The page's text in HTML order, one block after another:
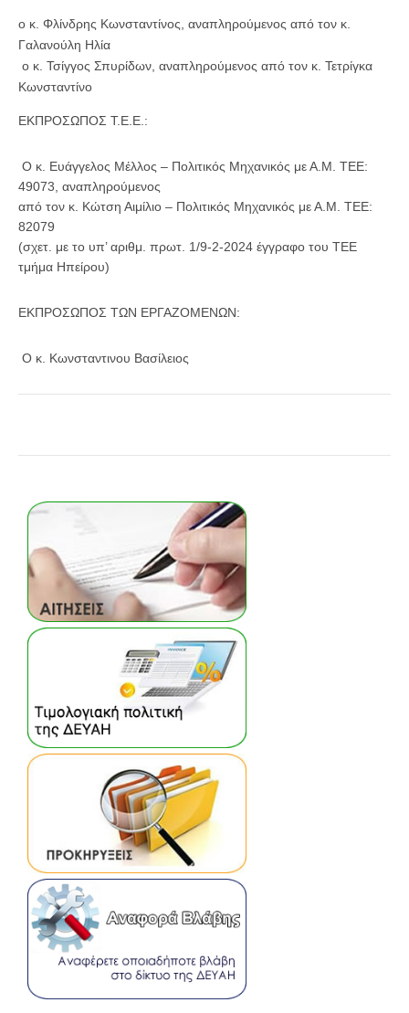
ο κ. Φλίνδρης Κωνσταντίνος, αναπληρούμενος από τον κ.
Γαλανούλη Ηλία
ο κ. Τσίγγος Σπυρίδων, αναπληρούμενος από τον κ. Τετρίγκα
Κωνσταντίνο
ΕΚΠΡΟΣΩΠΟΣ Τ.Ε.Ε.:
Ο κ. Ευάγγελος Μέλλος – Πολιτικός Μηχανικός με Α.Μ. ΤΕΕ:
49073, αναπληρούμενος
από τον κ. Κώτση Αιμίλιο – Πολιτικός Μηχανικός με Α.Μ. ΤΕΕ:
82079
(σχετ. με το υπ’ αριθμ. πρωτ. 1/9-2-2024 έγγραφο του ΤΕΕ
τμήμα Ηπείρου)
ΕΚΠΡΟΣΩΠΟΣ ΤΩΝ ΕΡΓΑΖΟΜΕΝΩΝ:
Ο κ. Κωνσταντινου Βασίλειος